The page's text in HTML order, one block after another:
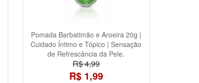
Pomada Barbatimão e Aroeira 20g |
Cuidado Íntimo e Tópico | Sensação
de Refrescância da Pele.
R$ 4,99
R$ 1,99